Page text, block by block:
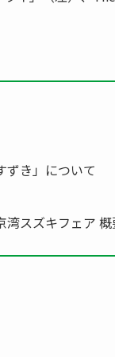
ずき」について
湾スズキフェア